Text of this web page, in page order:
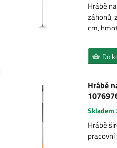
Hrábě
záhonů,
cm,
Do
Hrábě
Skladem
Hrábě
pracovní